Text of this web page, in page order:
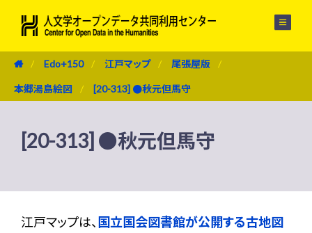
Edo+150 江戸マップ 尾張屋版
本郷湯島絵図 [20-313] ●秋元但馬守
[20-313] ●秋元但馬守
江戸マップは、 国立国会図書館が公開する古地図